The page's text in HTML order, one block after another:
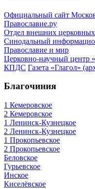
Официальный сайт
Православие.ру
Отдел внешних церковных
Синодальный
Православие и мир
Церковно-научный центр
КПДС Газета «Глагол»
Благочиния
1 Кемеровское
2 Кемеровское
1 Ленинск-Кузнецкое
2 Ленинск-Кузнецкое
1 Прокопьевское
2 Прокопьевское
Беловское
Гурьевское
Инское
Киселёвское